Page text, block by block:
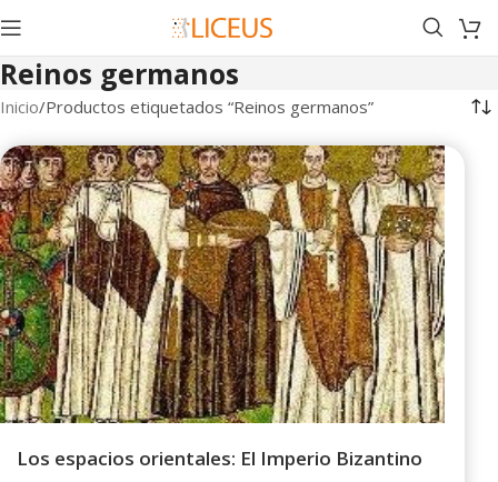
Reinos germanos
Inicio Productos etiquetados “Reinos germanos”
Los espacios orientales: El Imperio Bizantino